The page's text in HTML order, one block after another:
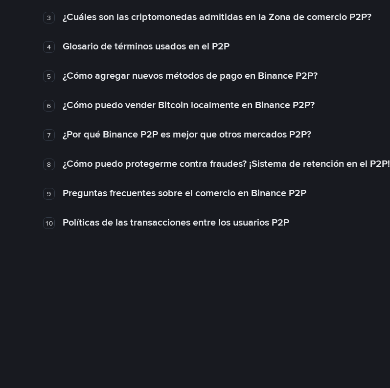
3 ¿Cuáles son las criptomonedas admitidas en la Zona de comercio P2P?
4 Glosario de términos usados en el P2P
5 ¿Cómo agregar nuevos métodos de pago en Binance P2P?
6 ¿Cómo puedo vender Bitcoin localmente en Binance P2P?
7 ¿Por qué Binance P2P es mejor que otros mercados P2P?
8 ¿Cómo puedo protegerme contra fraudes? ¡Sistema de retención en el P2P!
9 Preguntas frecuentes sobre el comercio en Binance P2P
10 Políticas de las transacciones entre los usuarios P2P